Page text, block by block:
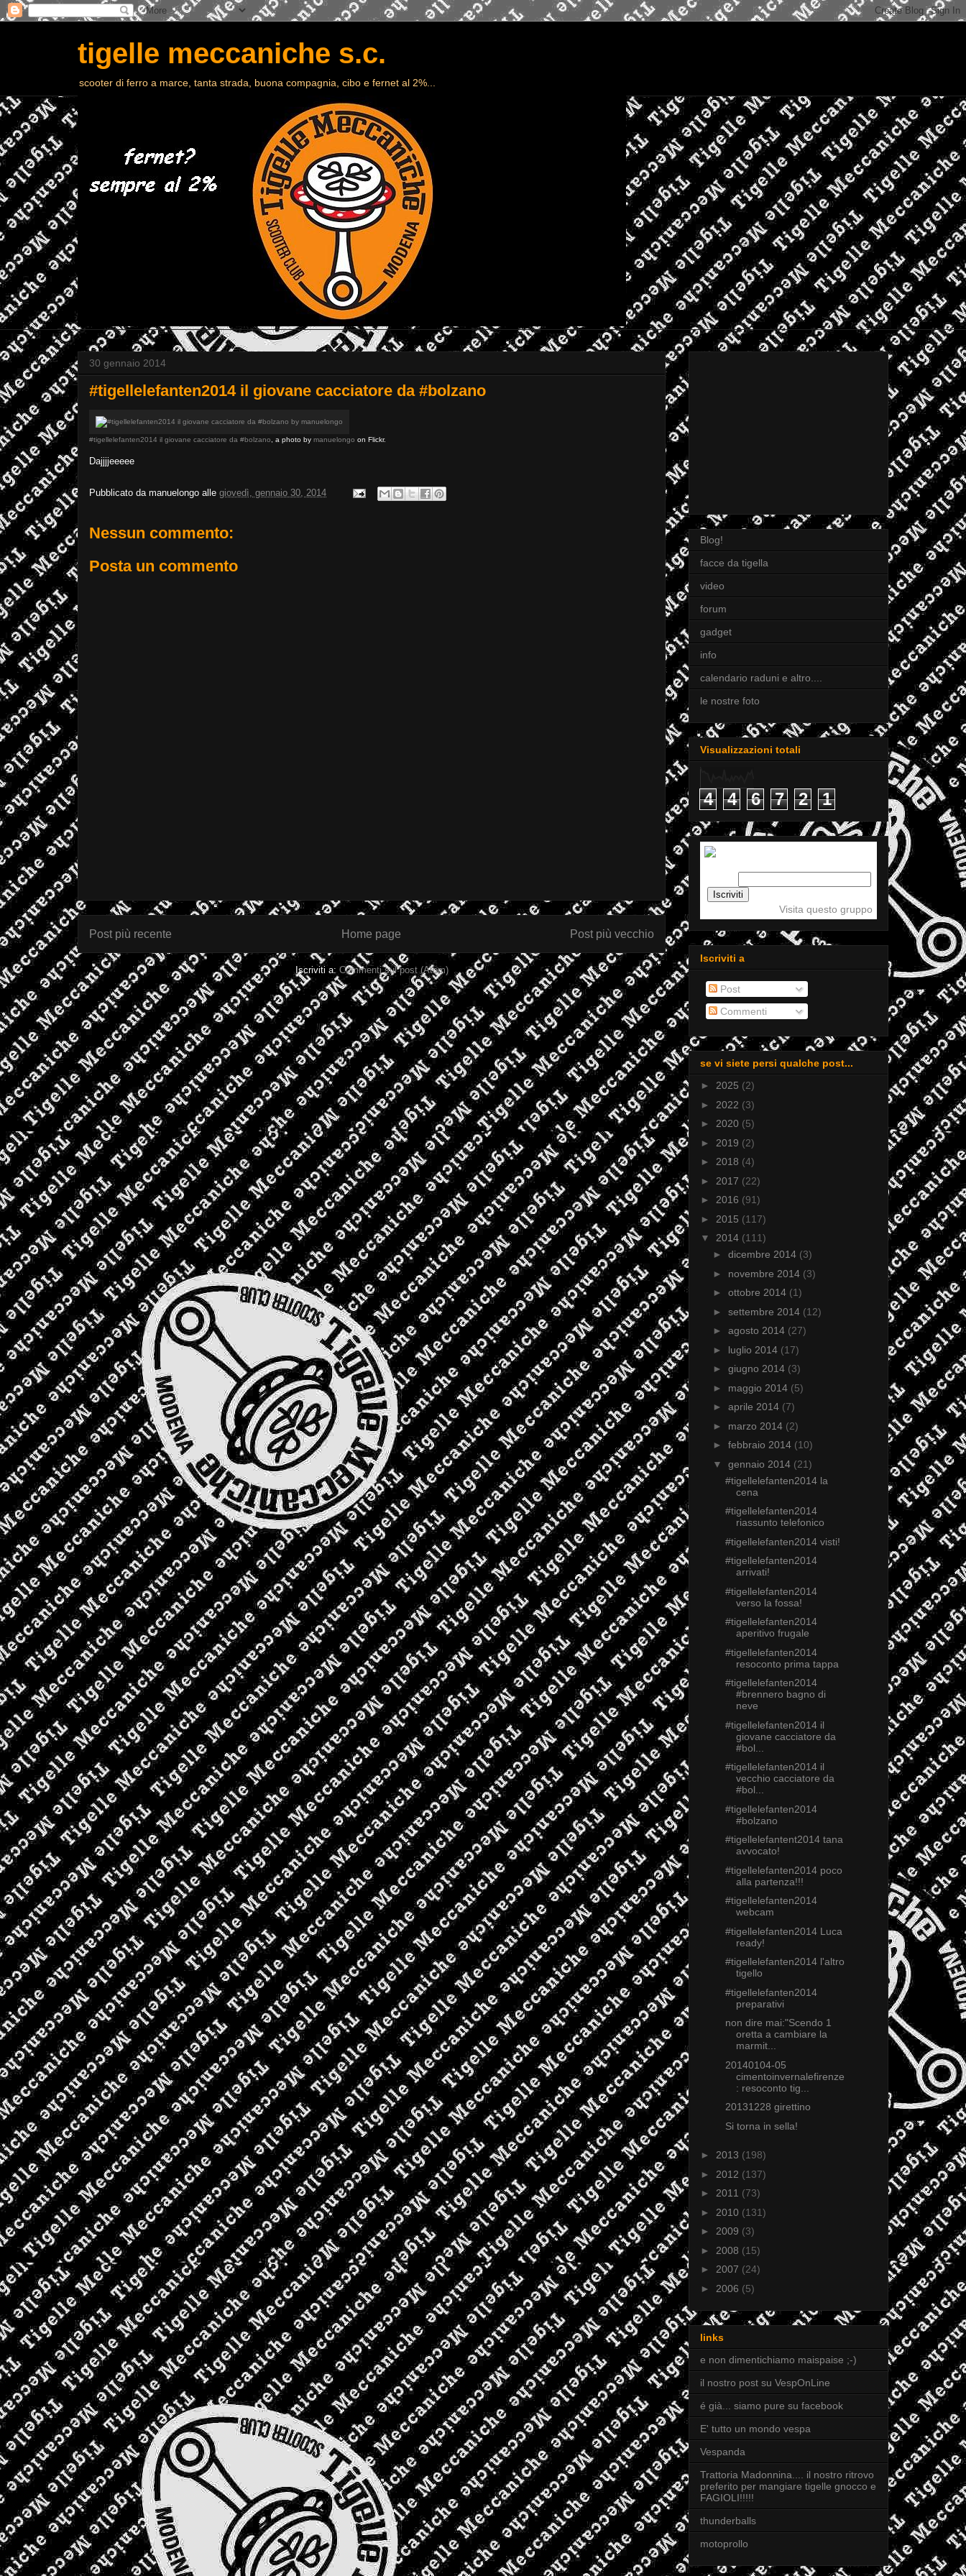
tigelle meccaniche s.c.
scooter di ferro a marce, tanta strada, buona compagnia, cibo e fernet al 2%...
30 gennaio 2014
#tigellelefanten2014 il giovane cacciatore da #bolzano
#tigellelefanten2014 il giovane cacciatore da #bolzano , a photo by manuelongo on Flickr.
Dajjjjeeeee
Pubblicato da manuelongo alle giovedì, gennaio 30, 2014
Nessun commento:
Posta un commento
Post più recente Post più vecchio
Home page
Iscriviti a: Commenti sul post (Atom)
Blog!
facce da tigella
video
forum
gadget
info
calendario raduni e altro....
le nostre foto
Visualizzazioni totali
4 4 6 7 2 1
Visita questo gruppo
Iscriviti a
Post
Commenti
se vi siete persi qualche post...
► 2025 (2)
► 2022 (3)
► 2020 (5)
► 2019 (2)
► 2018 (4)
► 2017 (22)
► 2016 (91)
► 2015 (117)
▼ 2014 (111)
► dicembre 2014 (3)
► novembre 2014 (3)
► ottobre 2014 (1)
► settembre 2014 (12)
► agosto 2014 (27)
► luglio 2014 (17)
► giugno 2014 (3)
► maggio 2014 (5)
► aprile 2014 (7)
► marzo 2014 (2)
► febbraio 2014 (10)
▼ gennaio 2014 (21)
#tigellelefanten2014 la
cena
#tigellelefanten2014
riassunto telefonico
#tigellelefanten2014 visti!
#tigellelefanten2014
arrivati!
#tigellelefanten2014
verso la fossa!
#tigellelefanten2014
aperitivo frugale
#tigellelefanten2014
resoconto prima tappa
#tigellelefanten2014
#brennero bagno di
neve
#tigellelefanten2014 il
giovane cacciatore da
#bol...
#tigellelefanten2014 il
vecchio cacciatore da
#bol...
#tigellelefanten2014
#bolzano
#tigellelefantent2014 tana
avvocato!
#tigellelefanten2014 poco
alla partenza!!!
#tigellelefanten2014
webcam
#tigellelefanten2014 Luca
ready!
#tigellelefanten2014 l'altro
tigello
#tigellelefanten2014
preparativi
non dire mai:"Scendo 1
oretta a cambiare la
marmit...
20140104-05
cimentoinvernalefirenze
: resoconto tig...
20131228 girettino
Si torna in sella!
► 2013 (198)
► 2012 (137)
► 2011 (73)
► 2010 (131)
► 2009 (3)
► 2008 (15)
► 2007 (24)
► 2006 (5)
links
e non dimentichiamo maispaise ;-)
il nostro post su VespOnLine
é già... siamo pure su facebook
E' tutto un mondo vespa
Vespanda
Trattoria Madonnina.... il nostro ritrovo
preferito per mangiare tigelle gnocco e
FAGIOLI!!!!!
thunderballs
motoprollo